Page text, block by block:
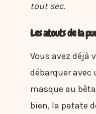
tout sec.
Les atouts de la
Vous avez déjà
débarquer avec
masque au
bien, la patate